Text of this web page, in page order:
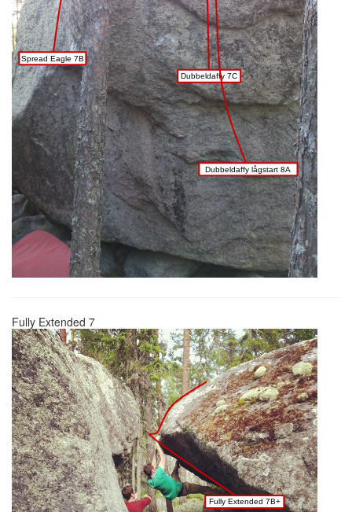
Spread Eagle 7B
Dubbeldaffy 7C
Dubbeldaffy lågstart 8A
Fully Extended 7
Fully Extended 7B+